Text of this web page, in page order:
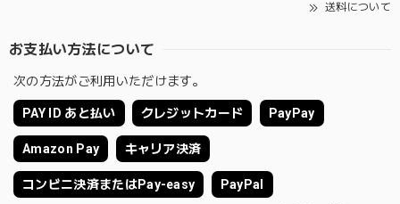
送料について
お支払い方法について
次の方法がご利用いただけます。
PAY ID あと払い クレジットカード PayPay
Amazon Pay キャリア決済
コンビニ決済またはPay-easy PayPal